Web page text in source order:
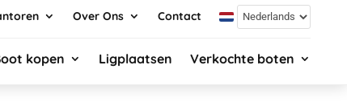
Over Ons Contact
kopen Ligplaatsen Verkochte boten